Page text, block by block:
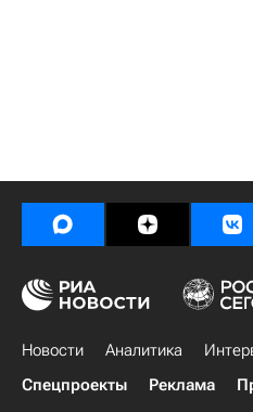
Новости Аналитика
Спецпроекты
Реклама